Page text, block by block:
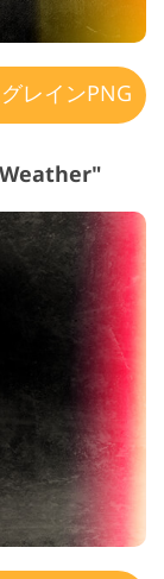
レインPNG
Weather"